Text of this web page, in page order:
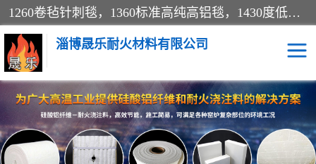
1260卷毡针刺毯，1360标准高纯高铝毯，1430度低锆锆铝含锆毯，普通挡渣棉卷毡，防火纸、挡火板、隔热垫片模块、棉块、折叠块、散棉高温固化剂价格规格密度多少钱图片视频立方平米参数指标
淄博晟乐耐火材料有限公司
硅酸铝挡渣棉 硅酸铝纤维纸
硅酸铝挡火板 高铝毯